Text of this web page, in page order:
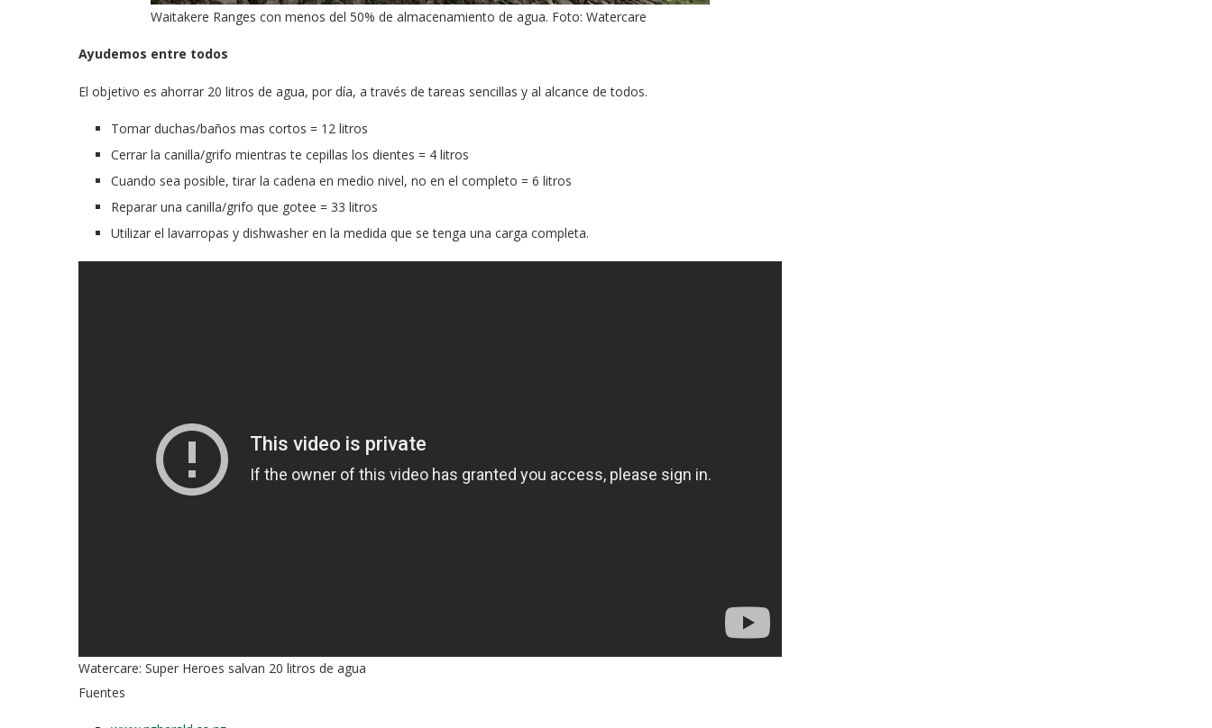
Waitakere Ranges con menos del 50% de almacenamiento de agua. Foto: Watercare
Ayudemos entre todos
El objetivo es ahorrar 20 litros de agua, por día, a través de tareas sencillas y al alcance de todos.
Tomar duchas/baños mas cortos = 12 litros
Cerrar la canilla/grifo mientras te cepillas los dientes = 4 litros
Cuando sea posible, tirar la cadena en medio nivel, no en el completo = 6 litros
Reparar una canilla/grifo que gotee = 33 litros
Utilizar el lavarropas y dishwasher en la medida que se tenga una carga completa.
Watercare: Super Heroes salvan 20 litros de agua
Fuentes